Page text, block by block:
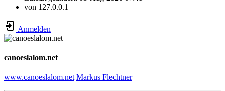
von 127.0.0.1
Anmelden
canoeslalom.net
www.canoeslalom.net Markus Flechtner